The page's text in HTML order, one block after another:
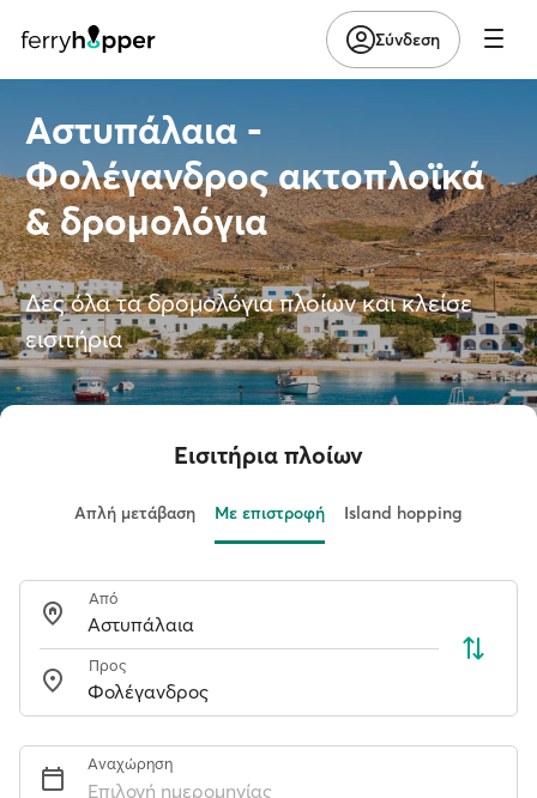
Σύνδεση
Αστυπάλαια -
Φολέγανδρος ακτοπλοϊκά
& δρομολόγια
Δες όλα τα δρομολόγια πλοίων και κλείσε
εισιτήρια
Εισιτήρια πλοίων
Απλή μετάβαση Με επιστροφή Island hopping
Από
Προς
Αναχώρηση
Επιλογή ημερομηνίας